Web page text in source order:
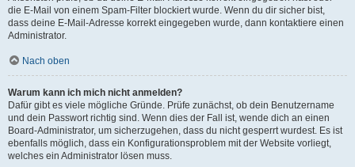
die E-Mail von einem Spam-Filter blockiert wurde. Wenn du dir sicher bist,
dass deine E-Mail-Adresse korrekt eingegeben wurde, dann kontaktiere einen
Administrator.
Nach oben
Warum kann ich mich nicht anmelden?
Dafür gibt es viele mögliche Gründe. Prüfe zunächst, ob dein Benutzername
und dein Passwort richtig sind. Wenn dies der Fall ist, wende dich an einen
Board-Administrator, um sicherzugehen, dass du nicht gesperrt wurdest. Es ist
ebenfalls möglich, dass ein Konfigurationsproblem mit der Website vorliegt,
welches ein Administrator lösen muss.